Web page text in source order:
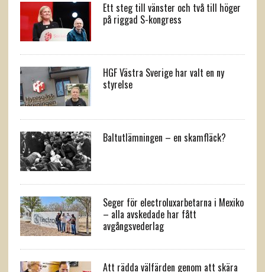
Ett steg till vänster och två till höger
på riggad S-kongress
HGF Västra Sverige har valt en ny
styrelse
Baltutlämningen – en skamfläck?
Seger för electroluxarbetarna i Mexiko
– alla avskedade har fått
avgångsvederlag
Att rädda välfärden genom att skära